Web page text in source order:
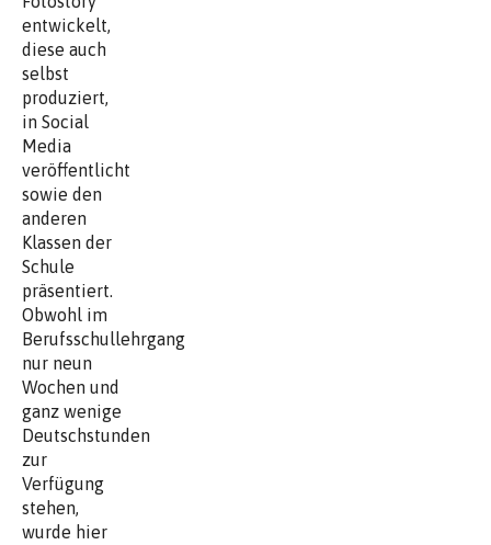
entwickelt,
diese auch
selbst
produziert,
in Social
Media
veröffentlicht
sowie den
anderen
Klassen der
Schule
präsentiert.
Obwohl im
Berufsschullehrgang
nur neun
Wochen und
ganz wenige
Deutschstunden
zur
Verfügung
stehen,
wurde hier